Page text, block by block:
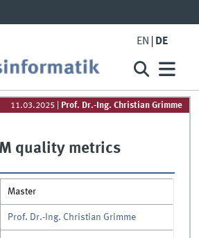
EN DE
11.03.2025 Prof. Dr.-Ing. Christian Grimme
quality metrics
Master
Prof. Dr.-Ing. Christian Grimme